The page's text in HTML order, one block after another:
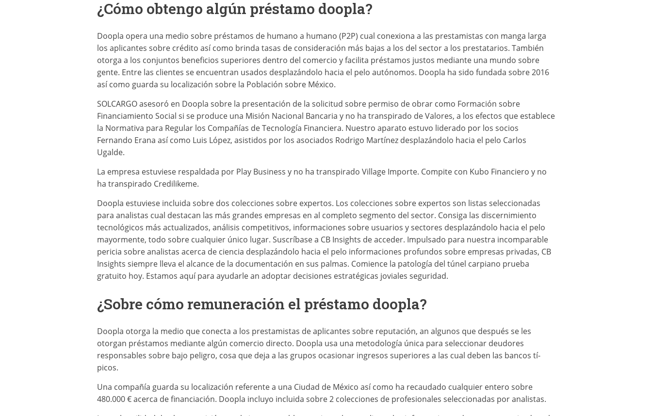
¿Cómo obtengo algún préstamo doopla?
Doopla opera una medio sobre préstamos de humano a humano (P2P) cual conexiona a las prestamistas con manga larga
los aplicantes sobre crédito así­ como brinda tasas de consideración más bajas a los del sector a los prestatarios. También
otorga a los conjuntos beneficios superiores dentro del comercio y facilita préstamos justos mediante una mundo sobre
gente. Entre las clientes se encuentran usados desplazándolo hacia el pelo autónomos. Doopla ha sido fundada sobre 2016
así­ como guarda su localización sobre la Población sobre México.
SOLCARGO asesoró en Doopla sobre la presentación de la solicitud sobre permiso de obrar como Formación sobre
Financiamiento Social si se produce una Misión Nacional Bancaria y no ha transpirado de Valores, a los efectos que establece
la Normativa para Regular los Compañías de Tecnología Financiera. Nuestro aparato estuvo liderado por los socios
Fernando Erana así­ como Luis López, asistidos por los asociados Rodrigo Martínez desplazándolo hacia el pelo Carlos
Ugalde.
La empresa estuviese respaldada por Play Business y no ha transpirado Village Importe. Compite con Kubo Financiero y no
ha transpirado Credilikeme.
Doopla estuviese incluida sobre dos colecciones sobre expertos. Los colecciones sobre expertos son listas seleccionadas
para analistas cual destacan las más grandes empresas en al completo segmento del sector. Consiga las discernimiento
tecnológicos más actualizados, análisis competitivos, informaciones sobre usuarios y sectores desplazándolo hacia el pelo
mayormente, todo sobre cualquier único lugar. Suscríbase a CB Insights de acceder. Impulsado para nuestra incomparable
pericia sobre analistas acerca de ciencia desplazándolo hacia el pelo informaciones profundos sobre empresas privadas, CB
Insights siempre lleva el alcance de la documentación en sus palmas. Comience la patologí­a del túnel carpiano prueba
gratuito hoy. Estamos aquí para ayudarle an adoptar decisiones estratégicas joviales seguridad.
¿Sobre cómo remuneración el préstamo doopla?
Doopla otorga la medio que conecta a los prestamistas de aplicantes sobre reputación, an algunos que después se les
otorgan préstamos mediante algún comercio directo. Doopla usa una metodología única para seleccionar deudores
responsables sobre bajo peligro, cosa que deja a las grupos ocasionar ingresos superiores a las cual deben las bancos tí­
picos.
Una compañía guarda su localización referente a una Ciudad de México así­ como ha recaudado cualquier entero sobre
480.000 € acerca de financiación. Doopla incluyo incluida sobre 2 colecciones de profesionales seleccionadas por analistas.